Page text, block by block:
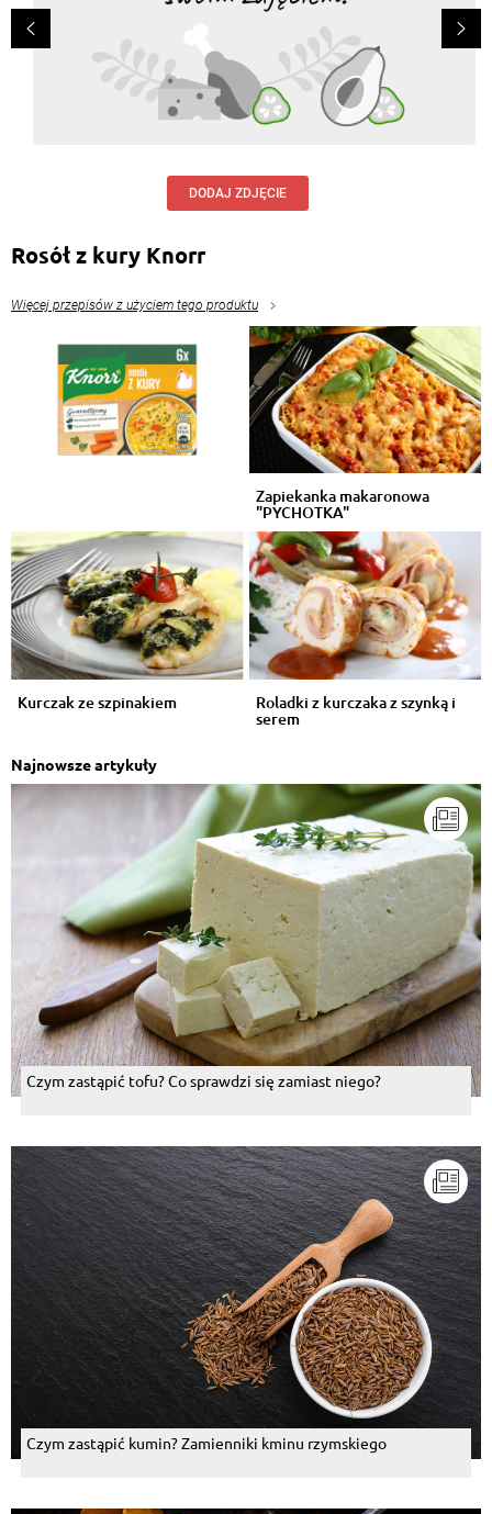
DODAJ ZDJĘCIE
Rosół z kury Knorr
Więcej przepisów z użyciem tego produktu
Zapiekanka makaronowa
"PYCHOTKA"
Kurczak ze szpinakiem Roladki z kurczaka z szynką i
serem
Najnowsze artykuły
Czym zastąpić tofu? Co sprawdzi się zamiast niego?
Czym zastąpić kumin? Zamienniki kminu rzymskiego